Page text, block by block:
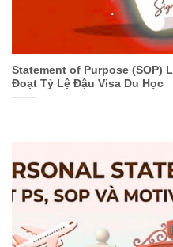
Statement of Purpose (SOP)
Đoạt Tỷ Lệ Đậu Visa Du Học